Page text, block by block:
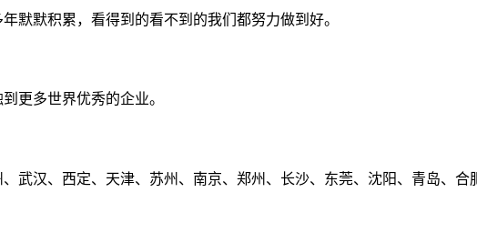
默默积累，看得到的看不到的我们都努力做到好。
更多世界优秀的企业。
武汉、西定、天津、苏州、南京、郑州、长沙、东莞、沈阳、青岛、合